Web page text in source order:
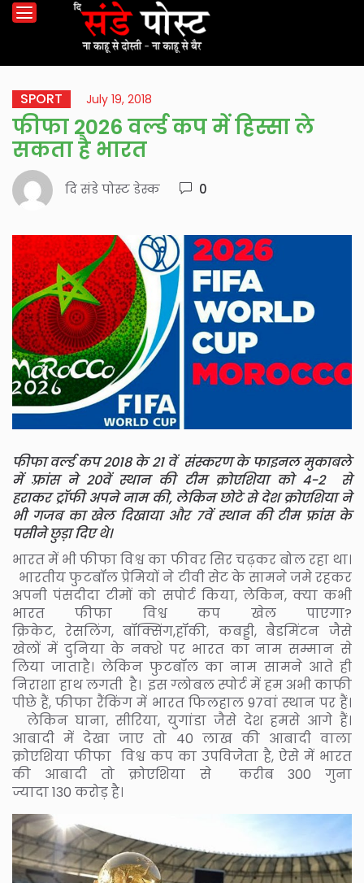
SPORT July 19, 2018
फीफा 2026 वर्ल्ड कप में हिस्सा ले
सकता है भारत
दि संडे पोस्ट डेस्क 0
फीफा वर्ल्ड कप 2018 के 21 वें संस्करण के फाइनल मुकाबले
में फ़्रांस ने 20वें स्थान की टीम क्रोएशिया को 4-2 से
हराकर ट्रॉफी अपने नाम की, लेकिन छोटे से देश क्रोएशिया ने
भी गजब का खेल दिखाया और 7वें स्थान की टीम फ्रांस के
पसीने छुड़ा दिए थे।
भारत में भी फीफा विश्व का फीवर सिर चढ़कर बोल रहा था।
भारतीय फुटबॉल प्रेमियों ने टीवी सेट के सामने जमे रहकर
अपनी पंसदीदा टीमों को सपोर्ट किया, लेकिन, क्या कभी
भारत फीफा विश्व कप खेल पाएगा?
क्रिकेट, रेसलिंग, बॉक्सिंग,हॉकी, कबड्डी, बैडमिंटन जैसे
खेलों में दुनिया के नक्शे पर भारत का नाम सम्मान से
लिया जाताहै। लेकिन फुटबॉल का नाम सामने आते ही
निराशा हाथ लगती है। इस ग्लोबल स्पोर्ट में हम अभी काफी
पीछे हैं, फीफा रैंकिंग में भारत फिलहाल 97वां स्थान पर हैं।
लेकिन घाना, सीरिया, युगांडा जैसे देश हमसे आगे हैं।
आबादी में देखा जाए तो 40 लाख की आबादी वाला
क्रोएशिया फीफा विश्व कप का उपविजेता है, ऐसे में भारत
की आबादी तो क्रोएशिया से करीब 300 गुना
ज्यादा 130 करोड़ है।